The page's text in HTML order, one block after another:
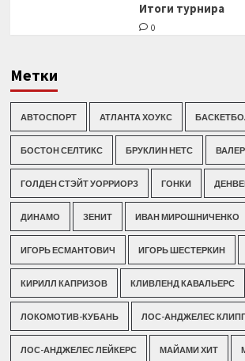
Итоги турнира
0
Метки
АВТОСПОРТ АТЛАНТА ХОУКС
БОСТОН СЕЛТИКС БРУКЛИН НЕТС
ГОЛДЕН СТЭЙТ УОРРИОРЗ ГОНКИ
ДИНАМО ЗЕНИТ ИВАН МИРОШНИЧЕНКО
ИГОРЬ ЕСМАНТОВИЧ ИГОРЬ ШЕСТЕРКИН
КИРИЛЛ КАПРИЗОВ КЛИВЛЕНД КАВАЛЬЕРС
ЛОКОМОТИВ-КУБАНЬ ЛОС-АНДЖЕЛЕС
ЛОС-АНДЖЕЛЕС ЛЕЙКЕРС МАЙАМИ ХИТ